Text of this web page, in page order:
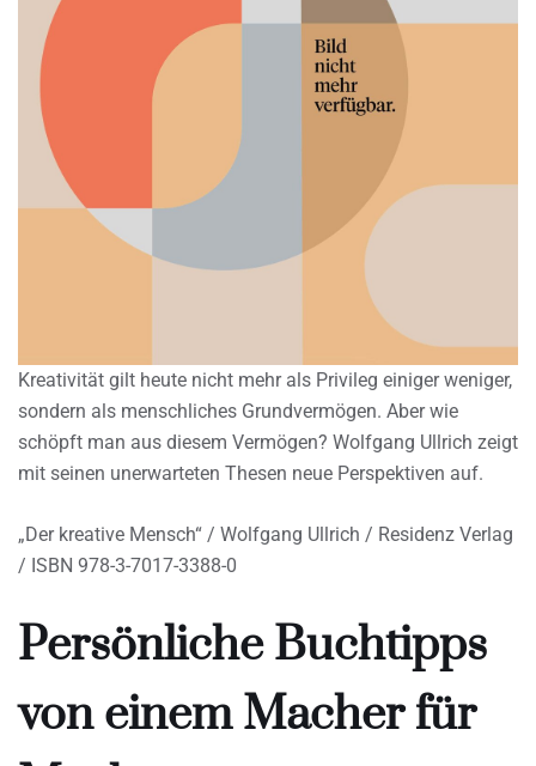
Kreativität gilt heute nicht mehr als Privileg einiger weniger,
sondern als menschliches Grundvermögen. Aber wie
schöpft man aus diesem Vermögen? Wolfgang Ullrich zeigt
mit seinen unerwarteten Thesen neue Perspektiven auf.
„Der kreative Mensch“ / Wolfgang Ullrich / Residenz Verlag
/ ISBN 978-3-7017-3388-0
Persönliche Buchtipps
von einem Macher für